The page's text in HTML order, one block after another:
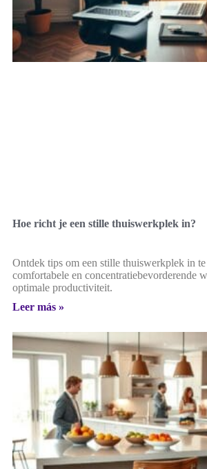
Hoe richt je een stille thuiswerkplek in?
Ontdek tips om een stille thuiswerkplek in te
comfortabele en concentratiebevorderende
optimale productiviteit.
Leer más »